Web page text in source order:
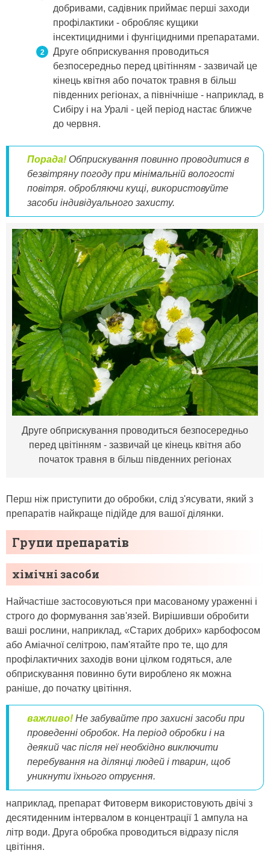
добривами, садівник приймає перші заходи
профілактики - обробляє кущики
інсектицидними і фунгіцидними препаратами.
Друге обприскування проводиться
безпосередньо перед цвітінням - зазвичай це
кінець квітня або початок травня в більш
південних регіонах, а північніше - наприклад, в
Сибіру і на Уралі - цей період настає ближче
до червня.
Порада! Обприскування повинно проводитися в
безвітряну погоду при мінімальній вологості
повітря. обробляючи кущі, використовуйте
засоби індивідуального захисту.
Друге обприскування проводиться безпосередньо
перед цвітінням - зазвичай це кінець квітня або
початок травня в більш південних регіонах
Перш ніж приступити до обробки, слід з'ясувати, який з
препаратів найкраще підійде для вашої ділянки.
Групи препаратів
хімічні засоби
Найчастіше застосовуються при масованому ураженні і
строго до формування зав'язей. Вирішивши обробити
ваші рослини, наприклад, «Старих добрих» карбофосом
або Аміачної селітрою, пам'ятайте про те, що для
профілактичних заходів вони цілком годяться, але
обприскування повинно бути вироблено як можна
раніше, до початку цвітіння.
важливо! Не забувайте про захисні засоби при
проведенні обробок. На період обробки і на
деякий час після неї необхідно виключити
перебування на ділянці людей і тварин, щоб
уникнути їхнього отруєння.
наприклад, препарат Фитоверм використовують двічі з
десятиденним інтервалом в концентрації 1 ампула на
літр води. Друга обробка проводиться відразу після
цвітіння.